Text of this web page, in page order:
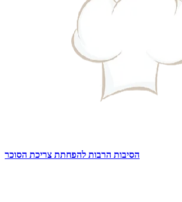
הסיבות הרבות להפחתת צריכת הסוכר